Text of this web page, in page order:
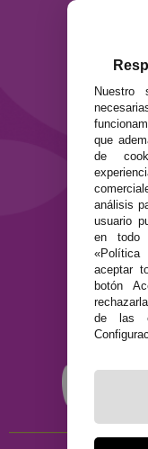
Nuestro
que
de
análisis
usuario
en todo
«Política
aceptar
botón
de las